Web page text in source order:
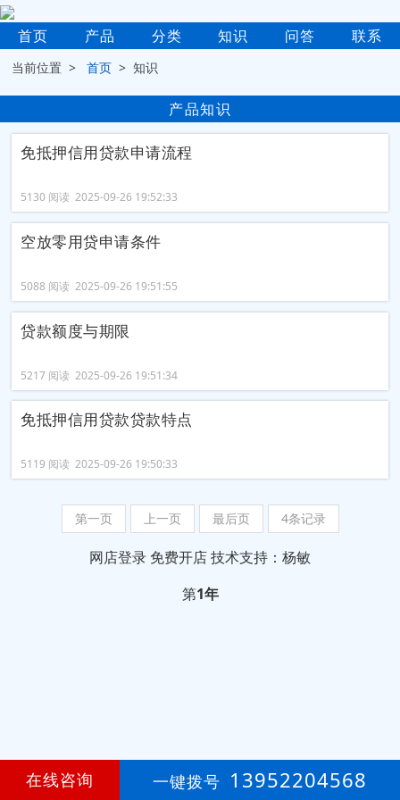
首页 产品 分类 知识 问答 联系
当前位置 >首页 > 知识
产品知识
免抵押信用贷款申请流程
5130 阅读 2025-09-26 19:52:33
空放零用贷申请条件
5088 阅读 2025-09-26 19:51:55
贷款额度与期限
5217 阅读 2025-09-26 19:51:34
免抵押信用贷款贷款特点
5119 阅读 2025-09-26 19:50:33
第一页 上一页 最后页 4条记录
网店登录 免费开店技术支持：杨敏
第1年
在线咨询 一键拨号 13952204568